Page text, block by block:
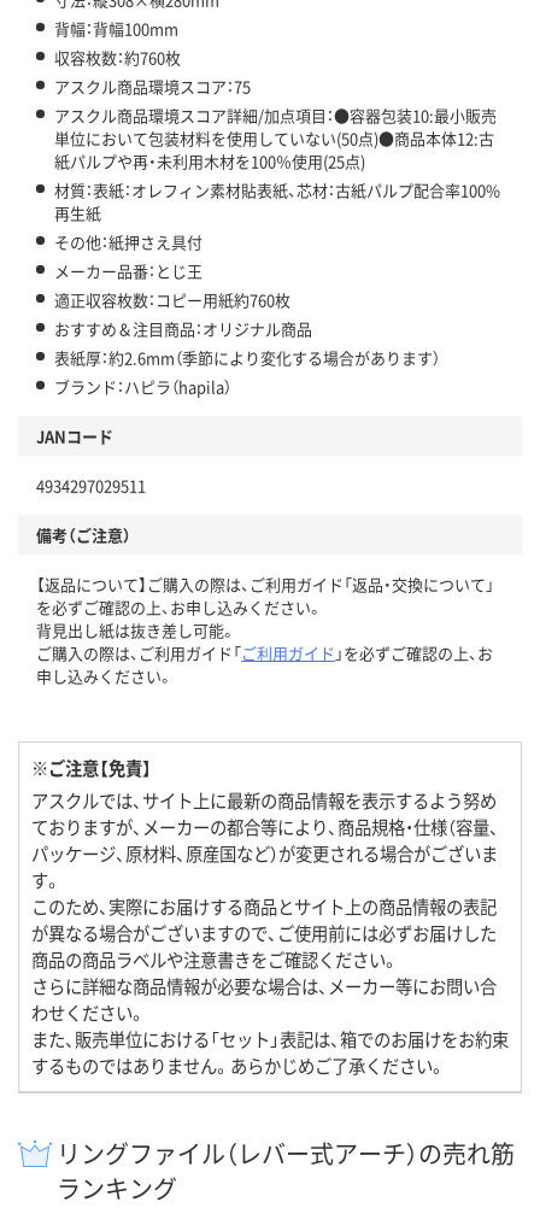
背幅：背幅100mm
収容枚数：約760枚
アスクル商品環境スコア：75
アスクル商品環境スコア詳細/加点項目：●容器包装10:最小販売
単位において包装材料を使用していない(50点)●商品本体12:古
紙パルプや再・未利用木材を100％使用(25点)
材質：表紙：オレフィン素材貼表紙、芯材：古紙パルプ配合率100%
再生紙
その他：紙押さえ具付
メーカー品番：とじ王
適正収容枚数：コピー用紙約760枚
おすすめ＆注目商品：オリジナル商品
表紙厚：約2.6mm（季節により変化する場合があります）
ブランド：ハピラ（hapila）
JANコード
4934297029511
備考（ご注意）
【返品について】ご購入の際は、ご利用ガイド「返品・交換について」
を必ずご確認の上、お申し込みください。
背見出し紙は抜き差し可能。
ご購入の際は、ご利用ガイド「ご利用ガイド 」を必ずご確認の上、お
申し込みください。
※ご注意【免責】
アスクルでは、サイト上に最新の商品情報を表示するよう努め
ておりますが、メーカーの都合等により、商品規格・仕様（容量、
パッケージ、原材料、原産国など）が変更される場合がございま
す。
このため、実際にお届けする商品とサイト上の商品情報の表記
が異なる場合がございますので、ご使用前には必ずお届けした
商品の商品ラベルや注意書きをご確認ください。
さらに詳細な商品情報が必要な場合は、メーカー等にお問い合
わせください。
また、販売単位における「セット」表記は、箱でのお届けをお約束
するものではありません。あらかじめご了承ください。
リングファイル（レバー式アーチ）の売れ筋
ランキング